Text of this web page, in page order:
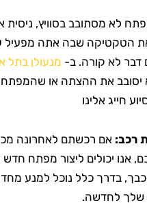
לא מסתובב בסוויץ,
הטקטיקה שבה אתה מפעיל
דבר לא קורה. ב- מנעולן בתל
את ההצתה או שהמפתח
חייג אלינו
רכב: אם רכשתם לאחרונה
אנו יכולים ליצור מפתח חדש
בדרך כלל נוכל למנע
שלך לחדשה.